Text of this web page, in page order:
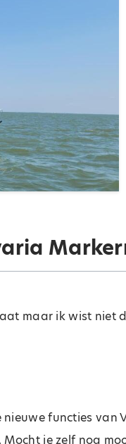
maar ik wist niet
functies
je zelf nog